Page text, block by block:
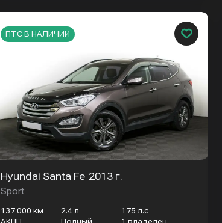
ПТС В НАЛИЧИИ
Hyundai Santa Fe 2013 г.
Sport
137 000 км 2.4 л
175 л.с